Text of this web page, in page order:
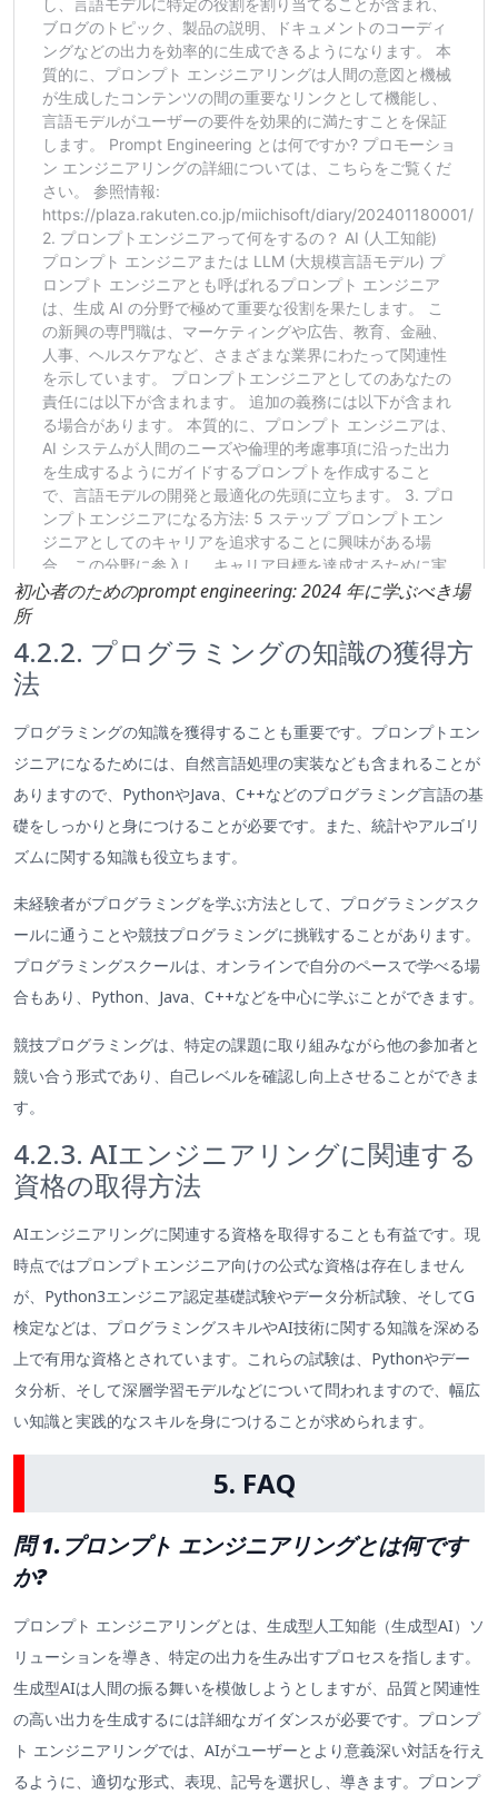
初心者のためのprompt engineering: 2024 年に学ぶべき場
所
4.2.2. プログラミングの知識の獲得方
法
プログラミングの知識を獲得することも重要です。プロンプトエン
ジニアになるためには、自然言語処理の実装なども含まれることが
ありますので、PythonやJava、C++などのプログラミング言語の基
礎をしっかりと身につけることが必要です。また、統計やアルゴリ
ズムに関する知識も役立ちます。
未経験者がプログラミングを学ぶ方法として、プログラミングスク
ールに通うことや競技プログラミングに挑戦することがあります。
プログラミングスクールは、オンラインで自分のペースで学べる場
合もあり、Python、Java、C++などを中心に学ぶことができます。
競技プログラミングは、特定の課題に取り組みながら他の参加者と
競い合う形式であり、自己レベルを確認し向上させることができま
す。
4.2.3. AIエンジニアリングに関連する
資格の取得方法
AIエンジニアリングに関連する資格を取得することも有益です。現
時点ではプロンプトエンジニア向けの公式な資格は存在しません
が、Python3エンジニア認定基礎試験やデータ分析試験、そしてG
検定などは、プログラミングスキルやAI技術に関する知識を深める
上で有用な資格とされています。これらの試験は、Pythonやデー
タ分析、そして深層学習モデルなどについて問われますので、幅広
い知識と実践的なスキルを身につけることが求められます。
5. FAQ
問 1.プロンプト エンジニアリングとは何です
か?
プロンプト エンジニアリングとは、生成型人工知能（生成型AI）ソ
リューションを導き、特定の出力を生み出すプロセスを指します。
生成型AIは人間の振る舞いを模倣しようとしますが、品質と関連性
の高い出力を生成するには詳細なガイダンスが必要です。プロンプ
ト エンジニアリングでは、AIがユーザーとより意義深い対話を行え
るように、適切な形式、表現、記号を選択し、導きます。プロンプ